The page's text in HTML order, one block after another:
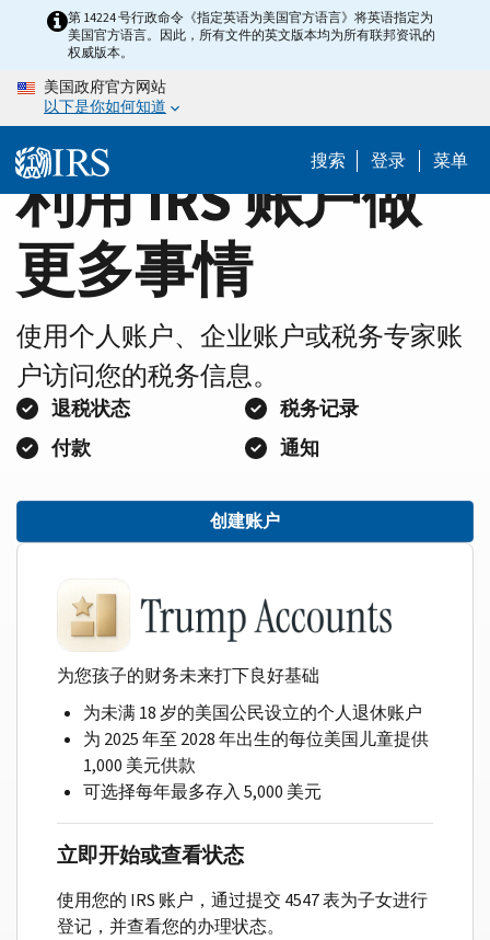
content
Home第 14224 号行政命令《指定英语为美国官方语言》将英语指定为
美国官方语言。因此，所有文件的英文版本均为所有联邦资讯的
权威版本。
美国政府官方网站
以下是你如何知道
搜索 登录 菜单
利用 IRS 账户做
更多事情
使用个人账户、企业账户或税务专家账
户访问您的税务信息。
退税状态
税务记录
付款
通知
创建账户
为您孩子的财务未来打下良好基础
为未满 18 岁的美国公民设立的个人退休账户
为 2025 年至 2028 年出生的每位美国儿童提供
1,000 美元供款
可选择每年最多存入 5,000 美元
立即开始或查看状态
使用您的 IRS 账户，通过提交 4547 表为子女进行
登记，并查看您的办理状态。